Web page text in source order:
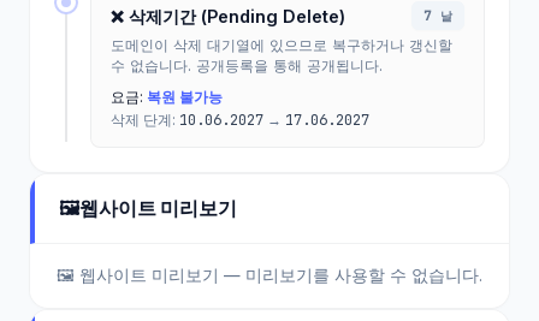
❌ 삭제기간 (Pending Delete) 7 날
도메인이 삭제 대기열에 있으므로 복구하거나 갱신할
수 없습니다. 공개등록을 통해 공개됩니다.
요금: 복원 불가능
삭제 단계: 10.06.2027 → 17.06.2027
🖼️웹사이트 미리보기
🖼️ 웹사이트 미리보기 — 미리보기를 사용할 수 없습니다.